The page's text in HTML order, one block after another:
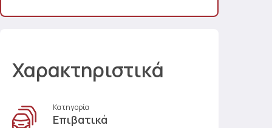
Χαρακτηριστικά
Κατηγορία
Επιβατικά